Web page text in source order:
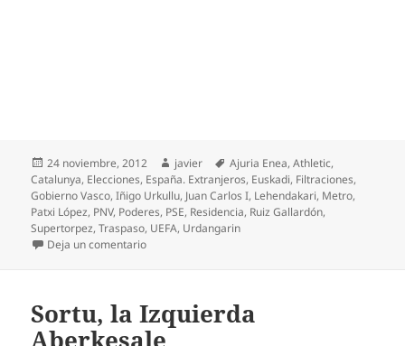
Publicado
el
24 noviembre, 2012 Autor
javier Etiquetas
Ajuria Enea,Athletic,
Catalunya, Elecciones, España. Extranjeros, Euskadi, Filtraciones,
Gobierno Vasco,Iñigo Urkullu, Juan Carlos I, Lehendakari, Metro,
Patxi López, PNV, Poderes, PSE, Residencia, Ruiz Gallardón,
Supertorpez,Traspaso, UEFA, Urdangarin
Deja un comentarioen Traspiés en el traspaso
Sortu, la Izquierda